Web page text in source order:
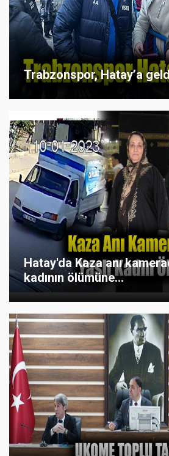
Trabzonspor, Hatay’a
Hatay'da Kaza anı
kadının ölümüne...